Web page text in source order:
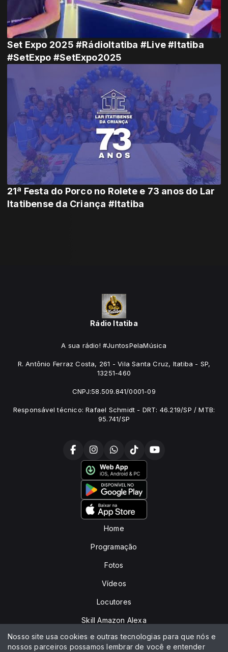
Set Expo 2025 #RádioItatiba #Live #Itatiba
#SetExpo #SetExpo2025
21ª Festa do Porco no Rolete e 73 anos do Lar
Itatibense da Criança #Itatiba
Rádio Itatiba
A sua rádio! #JuntosPelaMúsica
R. Antônio Ferraz Costa, 261 - Vila Santa Cruz, Itatiba - SP,
13251-460
CNPJ:58.509.841/0001-09
Responsável técnico: Rafael Schmidt - DRT: 46.219/SP / MTB:
95.741/SP
Home
Programação
Fotos
Vídeos
Locutores
Skill Amazon Alexa
Peça sua música
Nosso site usa cookies e outras tecnologias para que nós e
nossos parceiros possamos lembrar de você e entender